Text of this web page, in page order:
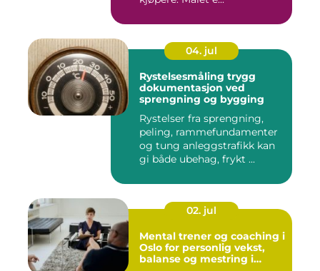
04. jul
Rystelsesmåling trygg
dokumentasjon ved
sprengning og bygging
Rystelser fra sprengning,
peling, rammefundamenter
og tung anleggstrafikk kan
gi både ubehag, frykt ...
02. jul
Mental trener og coaching i
Oslo for personlig vekst,
balanse og mestring i